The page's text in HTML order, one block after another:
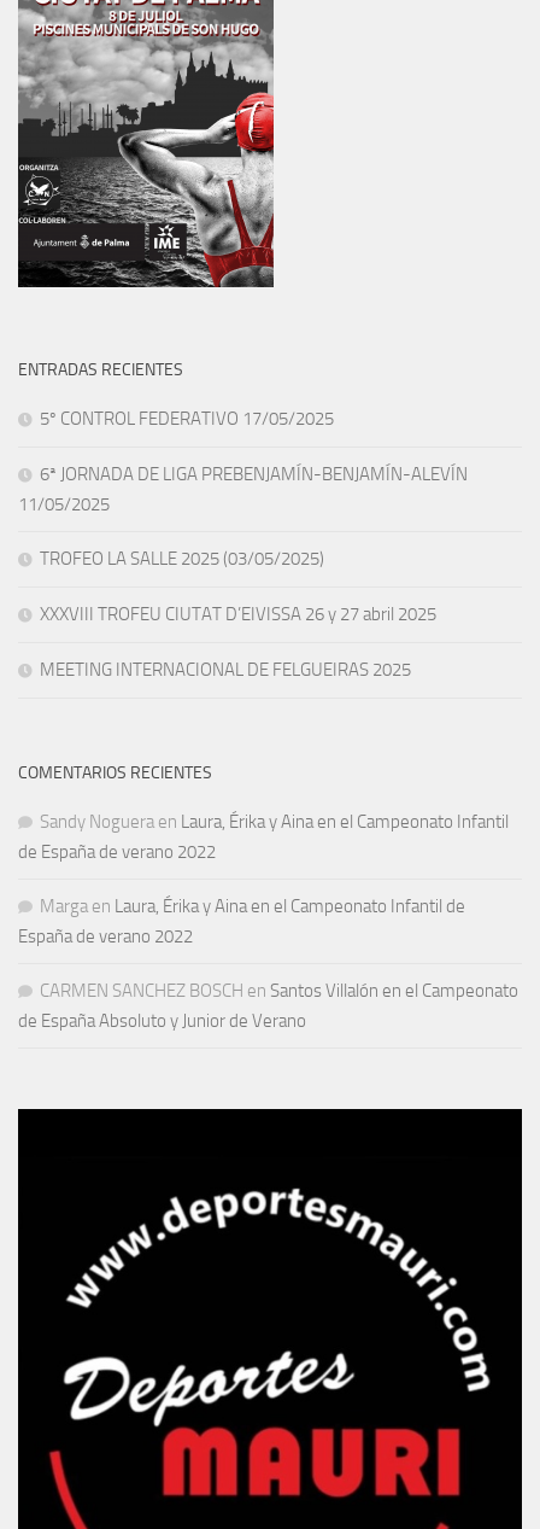
ENTRADAS RECIENTES
5º CONTROL FEDERATIVO 17/05/2025
6ª JORNADA DE LIGA PREBENJAMÍN-BENJAMÍN-ALEVÍN
11/05/2025
TROFEO LA SALLE 2025 (03/05/2025)
XXXVIII TROFEU CIUTAT D’EIVISSA 26 y 27 abril 2025
MEETING INTERNACIONAL DE FELGUEIRAS 2025
COMENTARIOS RECIENTES
Sandy Noguera en Laura, Érika y Aina en el Campeonato Infantil
de España de verano 2022
Marga en Laura, Érika y Aina en el Campeonato Infantil de
España de verano 2022
CARMEN SANCHEZ BOSCH en Santos Villalón en el Campeonato
de España Absoluto y Junior de Verano